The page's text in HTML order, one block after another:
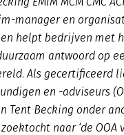
manager en
helpt bedrijven met
antwoord op
Als gecertificeerd
en -adviseurs
Tent Becking onder
naar ‘de OOA